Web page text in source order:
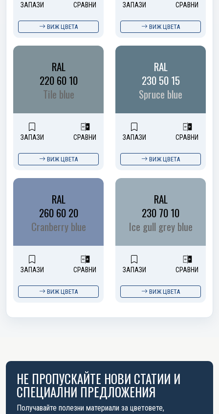
ЗАПАЗИ СРАВНИ
ВИЖ ЦВЕТА
ЗАПАЗИ СРАВНИ
ВИЖ ЦВЕТА
RAL
220 60 10
Tile blue
ЗАПАЗИ СРАВНИ
ВИЖ ЦВЕТА
RAL
230 50 15
Spruce blue
ЗАПАЗИ СРАВНИ
ВИЖ ЦВЕТА
RAL
260 60 20
Cranberry blue
ЗАПАЗИ СРАВНИ
ВИЖ ЦВЕТА
RAL
230 70 10
Ice gull grey blue
ЗАПАЗИ СРАВНИ
ВИЖ ЦВЕТА
НЕ ПРОПУСКАЙТЕ НОВИ СТАТИИ И
СПЕЦИАЛНИ ПРЕДЛОЖЕНИЯ
Получавайте полезни материали за цветовете,